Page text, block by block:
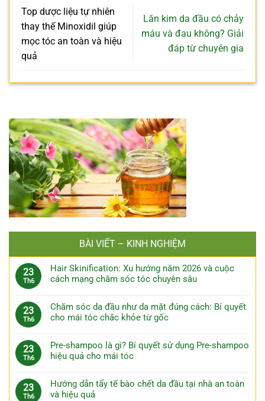
Top dược liệu tự nhiên
thay thế Minoxidil giúp
mọc tóc an toàn và hiệu
quả
Lăn kim da đầu có chảy
máu và đau không? Giải
đáp từ chuyên gia
BÀI VIẾT – KINH NGHIỆM
23
Th6
Hair Skinification: Xu hướng năm 2026 và cuộc
cách mạng chăm sóc tóc chuyên sâu
23
Th6
Chăm sóc da đầu như da mặt đúng cách: Bí quyết
cho mái tóc chắc khỏe từ gốc
23
Th6
Pre-shampoo là gì? Bí quyết sử dụng Pre-shampoo
hiệu quả cho mái tóc
23
Th6
Hướng dẫn tẩy tế bào chết da đầu tại nhà an toàn
và hiệu quả